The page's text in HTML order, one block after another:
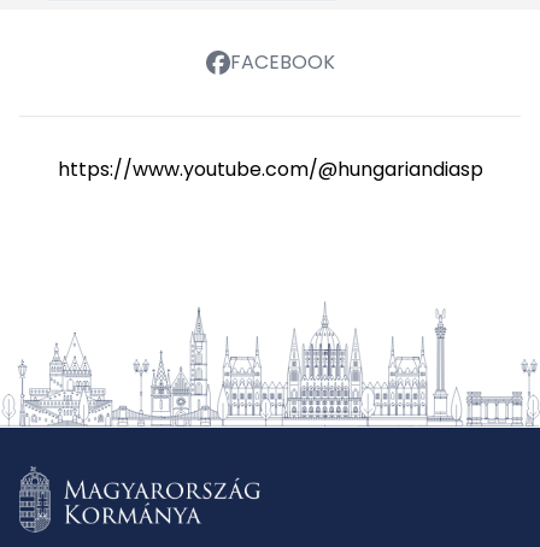
FACEBOOK
https://www.youtube.com/